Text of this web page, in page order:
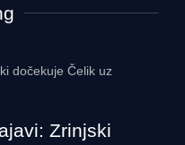
Zrinjski